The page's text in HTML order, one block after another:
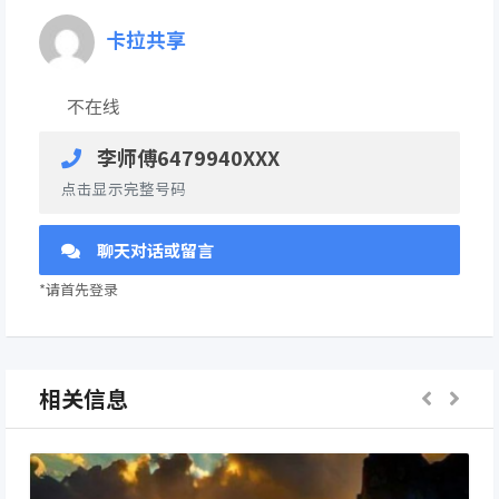
卡拉共享
不在线
李师傅6479940XXX
点击显示完整号码
聊天对话或留言
*请首先登录
相关信息